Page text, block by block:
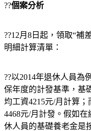
??個案分析
??12月8日起，領取“補
明細計算清單：
??以2014年退休人員為
保年度的計發基準，基
均工資4215元/月計算
4468元/月計發。假如
休人員的基礎養老金是